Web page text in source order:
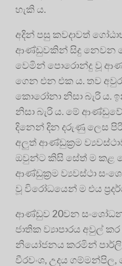
හැකි ය.
අදින් පසු කවදාවත්
ආණ්ඩුවකින් සිදු නෙවන
වෙමින් පොරොන්දු වූ
ගෙන එන එක ය. තව
කොරෝනා නිසා බැරි ය.
නිසා බැරි ය. මේ
දිනෙන් දින දරුණු ලෙස
අලුත් ආණ්ඩුක්‍රම
ඔවුන්ට කිසි සේත් ම කළ
ආණ්ඩුක්‍රම ව්‍යවස්ථා
වූ විරෝධයෙන් ම එය
ආණ්ඩුව 20වන
ජාතික ව්‍යාපාරය අවුල්
නියෝජනය කරමින්
වීරවංශ, උදය ගම්මන්පිල,